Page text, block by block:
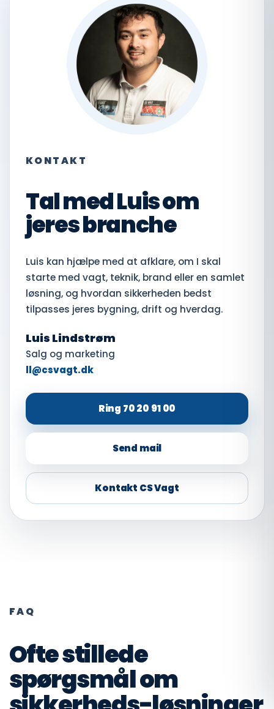
KONTAKT
Tal med Luis om
jeres branche
Luis kan hjælpe med at afklare, om I skal
starte med vagt, teknik, brand eller en samlet
løsning, og hvordan sikkerheden bedst
tilpasses jeres bygning, drift og hverdag.
Luis Lindstrøm
Salg og marketing
ll@csvagt.dk
Ring 70 20 91 00
Send mail
Kontakt CS Vagt
FAQ
Ofte stillede
spørgsmål om